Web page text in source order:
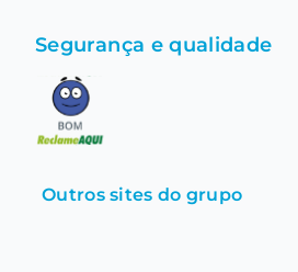
Segurança e qualidade
Outros sites do grupo